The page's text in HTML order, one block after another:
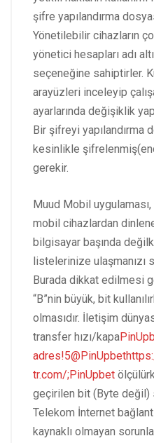
şifre yapılandırma
Yönetilebilir cihazların
yönetici hesapları adı
seçeneğine sahiptirler.
arayüzleri inceleyip
ayarlarında değişiklik
Bir şifreyi yapılandırma
kesinlikle
gerekir.
Muud Mobil​
mobil cihazlardan
bilgisayar başında
listelerinize ulaşmanızı
Burada dikkat edilmesi
“B”nin büyük, bit
olmasıdır. İletişim
transfer hızı/kapa
tr.com/;PinUpbet
geçirilen bit (Byte değil)
Telekom İnternet
kaynaklı olmayan